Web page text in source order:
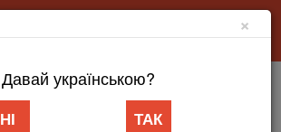
×
Давай українською?
НІ ТАК